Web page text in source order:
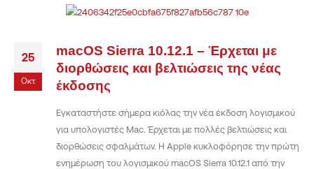
25
Οκτ
macOS Sierra 10.12.1 – Έρχεται με
διορθώσεις και βελτιώσεις της νέας
έκδοσης
Εγκαταστήστε σήμερα κιόλας την νέα έκδοση λογισμικού
για υπολογιστές Mac. Έρχεται με πολλές βελτιώσεις και
διορθώσεις σφαλμάτων. H Apple κυκλοφόρησε την πρώτη
ενημέρωση του λογισμικού macOS Sierra 10.12.1 από την